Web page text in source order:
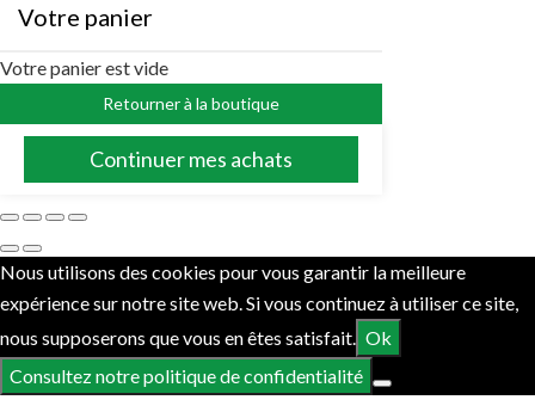
Votre panier
Votre panier est vide
Retourner à la boutique
Continuer mes achats
Nous utilisons des cookies pour vous garantir la meilleure
expérience sur notre site web. Si vous continuez à utiliser ce site,
nous supposerons que vous en êtes satisfait. Ok
Consultez notre politique de confidentialité